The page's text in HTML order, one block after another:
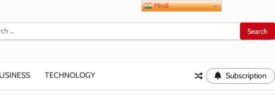
TECHNOLOGY Subscription
Hindi